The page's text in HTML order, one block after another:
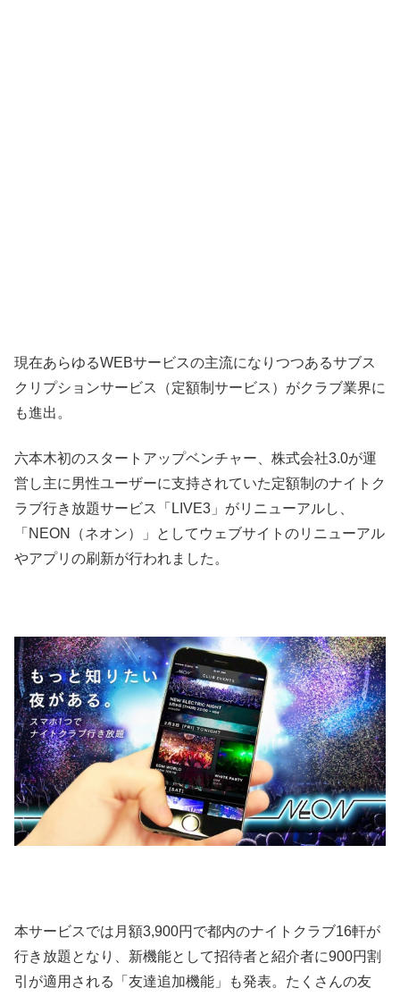
現在あらゆるWEBサービスの主流になりつつあるサブス
クリプションサービス（定額制サービス）がクラブ業界に
も進出。
六本木初のスタートアップベンチャー、株式会社3.0が運
営し主に男性ユーザーに支持されていた定額制のナイトク
ラブ行き放題サービス「LIVE3」がリニューアルし、
「NEON（ネオン）」としてウェブサイトのリニューアル
やアプリの刷新が行われました。
本サービスでは月額3,900円で都内のナイトクラブ16軒が
行き放題となり、新機能として招待者と紹介者に900円割
引が適用される「友達追加機能」も発表。たくさんの友